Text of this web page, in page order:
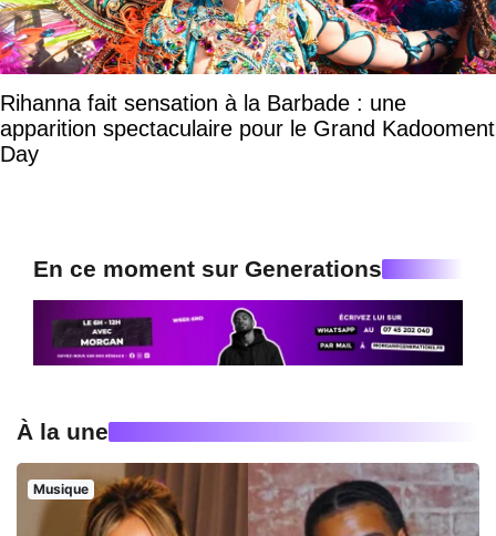
Rihanna fait sensation à la Barbade : une
apparition spectaculaire pour le Grand Kadooment
Day
En ce moment sur Generations
À la une
Musique